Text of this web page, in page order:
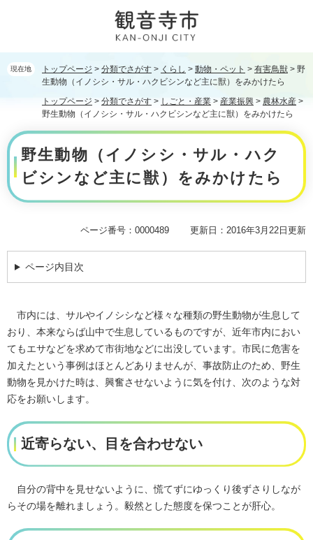
文
現在地 トップページ > 分類でさがす > くらし > 動物・ペット > 有害鳥獣 > 野
生動物（イノシシ・サル・ハクビシンなど主に獣）をみかけたら
トップページ > 分類でさがす > しごと・産業 > 産業振興 > 農林水産 >
野生動物（イノシシ・サル・ハクビシンなど主に獣）をみかけたら
本
文
野生動物（イノシシ・サル・ハク
ビシンなど主に獣）をみかけたら
ページ番号：0000489 更新日：2016年3月22日更新
ページ内目次
市内には、サルやイノシシなど様々な種類の野生動物が生息して
おり、本来ならば山中で生息しているものですが、近年市内におい
てもエサなどを求めて市街地などに出没しています。市民に危害を
加えたという事例はほとんどありませんが、事故防止のため、野生
動物を見かけた時は、興奮させないように気を付け、次のような対
応をお願いします。
近寄らない、目を合わせない
自分の背中を見せないように、慌てずにゆっくり後ずさりしなが
らその場を離れましょう。毅然とした態度を保つことが肝心。